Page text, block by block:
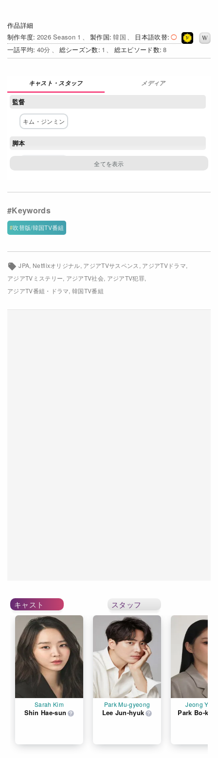
みんなの作品レビュー
Watchlist
閉じる
作品詳細
制作年度 2026 Season 1 製作国 韓国
日本語吹替
一話平均 40 総シーズン数 1 総エピソード数 8
メディア
監督
キム・ジンミン
脚本
ネットワーク
吹替版/韓国TV番組
JPA Netflixオリジナル アジアTVサスペンス アジアTVドラマ
アジアTVミステリー アジアTV社会 アジアTV犯罪
アジアTV番組・ドラマ 韓国TV番組
キャスト スタッフ
Sarah Kim
Shin Hae-sun
Park Mu-gyeong
Lee Jun-hyuk
Jeong
Park Bo-